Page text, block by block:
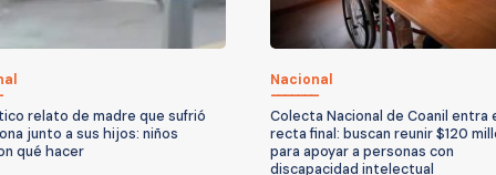
relato de madre que sufrió
junto a sus hijos: niños
qué hacer
Nacional
Colecta Nacional de Coanil entra
recta final: buscan reunir $120
para apoyar a personas con
discapacidad intelectual